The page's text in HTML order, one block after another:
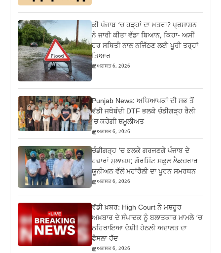
ਕੀ ਪੰਜਾਬ ‘ਚ ਹੜ੍ਹਾਂ ਦਾ ਖ਼ਤਰਾ? ਪ੍ਰਸਾਸ਼ਨ
ਨੇ ਜਾਰੀ ਕੀਤਾ ਵੱਡਾ ਬਿਆਨ, ਕਿਹਾ- ਅਸੀਂ
ਹਰ ਸਥਿਤੀ ਨਾਲ ਨਜਿੱਠਣ ਲਈ ਪੂਰੀ ਤਰ੍ਹਾਂ
ਤਿਆਰ
ਅਗਸਤ 6, 2026
Punjab News: ਅਧਿਆਪਕਾਂ ਦੀ ਸਭ ਤੋਂ
ਵੱਡੀ ਜਥੇਬੰਦੀ DTF ਭਲਕੇ ਚੰਡੀਗੜ੍ਹ ਰੈਲੀ
‘ਚ ਕਰੇਗੀ ਸ਼ਮੂਲੀਅਤ
ਅਗਸਤ 6, 2026
ਚੰਡੀਗੜ੍ਹ ‘ਚ ਭਲਕੇ ਗਰਜਣਗੇ ਪੰਜਾਬ ਦੇ
ਹਜ਼ਾਰਾਂ ਮੁਲਾਜ਼ਮ; ਗੌਰਮਿੰਟ ਸਕੂਲ ਲੈਕਚਰਾਰ
ਯੂਨੀਅਨ ਵੱਲੋਂ ਮਹਾਂਰੈਲੀ ਦਾ ਪੂਰਨ ਸਮਰਥਨ
ਅਗਸਤ 6, 2026
ਵੱਡੀ ਖ਼ਬਰ: High Court ਨੇ ਮਸ਼ਹੂਰ
ਅਖ਼ਬਾਰ ਦੇ ਸੰਪਾਦਕ ਨੂੰ ਬਲਾਤਕਾਰ ਮਾਮਲੇ ‘ਚ
ਠਹਿਰਾਇਆ ਦੋਸ਼ੀ! ਹੇਠਲੀ ਅਦਾਲਤ ਦਾ
ਫੈਸਲਾ ਰੱਦ
ਅਗਸਤ 6, 2026